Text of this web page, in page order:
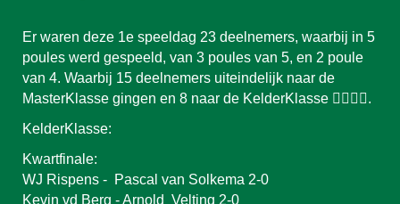
Er waren deze 1e speeldag 23 deelnemers, waarbij in 5
poules werd gespeeld, van3 poules van 5, en 2 poule
van 4. Waarbij 15 deelnemers uiteindelijk naar de
MasterKlassegingen en8 naar de KelderKlasse 👍🏻👎🏼.
KelderKlasse:
Kwartfinale:
WJ Rispens - Pascal van Solkema 2-0
Kevin vd Berg - Arnold Velting 2-0